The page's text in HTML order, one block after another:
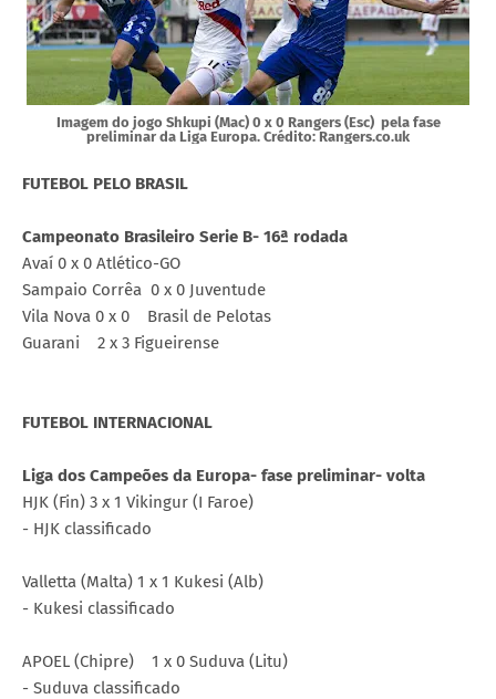
Imagem do jogo Shkupi (Mac) 0 x 0 Rangers (Esc) pela fase
preliminar da Liga Europa. Crédito: Rangers.co.uk
FUTEBOL PELO BRASIL
Campeonato Brasileiro Serie B- 16ª rodada
Avaí 0 x 0 Atlético-GO
Sampaio Corrêa 0 x 0 Juventude
Vila Nova 0 x 0 Brasil de Pelotas
Guarani 2 x 3 Figueirense
FUTEBOL INTERNACIONAL
Liga dos Campeões da Europa- fase preliminar- volta
HJK (Fin) 3 x 1 Vikingur (I Faroe)
- HJK classificado
Valletta (Malta) 1 x 1 Kukesi (Alb)
- Kukesi classificado
APOEL (Chipre) 1 x 0 Suduva (Litu)
- Suduva classificado